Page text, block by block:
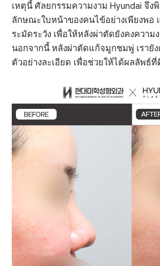
เหตุนี้ ศัลยกรรมความงาม Hyundai จึ
ลักษณะใบหน้าของคนไข้อย่างเพียงพอ
ระมัดระวัง เพื่อให้หลังผ่าตัดยังคงความ
นอกจากนี้ หลังผ่าตัดแก้จมูกชมพู่ เรายั
ตัวอย่างละเอียด เพื่อช่วยให้ได้ผลลัพธ์